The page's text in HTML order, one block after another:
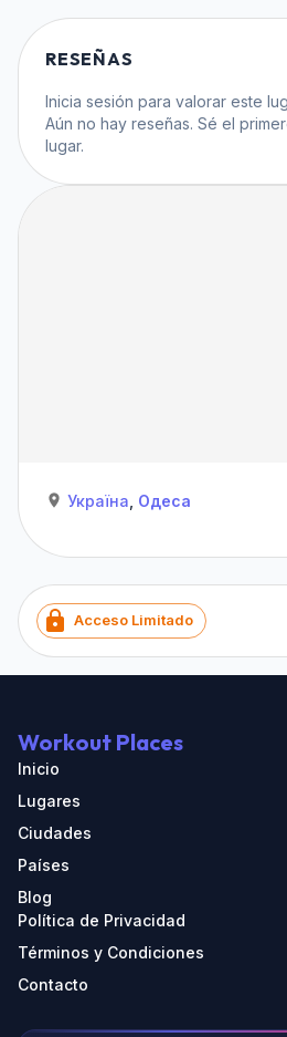
RESEÑAS
Inicia sesión para valorar este
Aún no hay reseñas. Sé el
lugar.
Україна Одеса
Acceso Limitado
Workout Places
Inicio
Lugares
Ciudades
Países
Blog
Política de Privacidad
Términos y Condiciones
Contacto